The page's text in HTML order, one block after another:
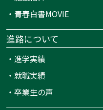
・ 青春白書MOVIE
進路について
・進学実績
・就職実績
・卒業生の声